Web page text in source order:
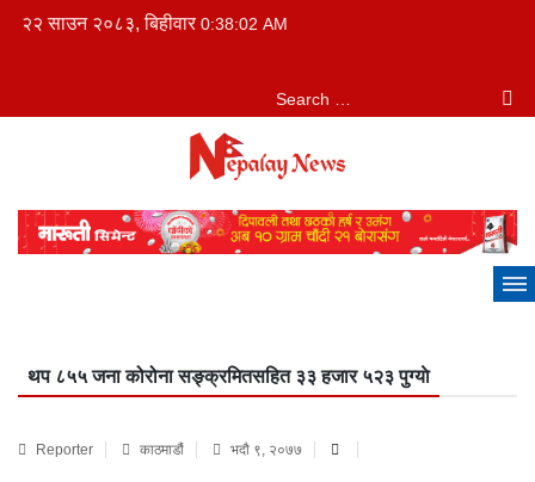
२२ साउन २०८३, बिहीवार0:38:03 AM
थप ८५५ जना कोरोना सङ्क्रमितसहित ३३ हजार ५२३ पुग्याे
Reporter काठमाडौं भदौ ९, २०७७